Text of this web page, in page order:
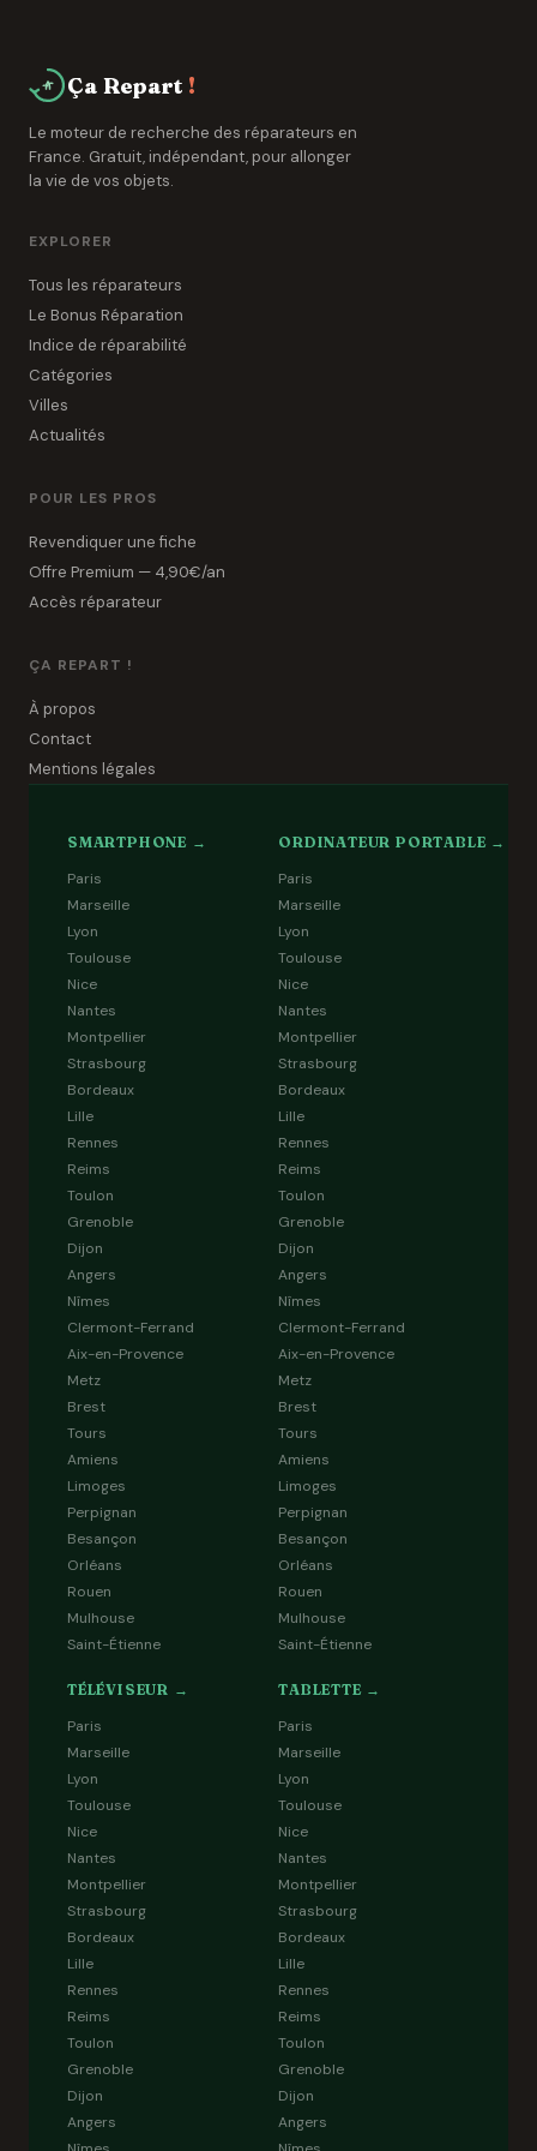
Ça Repart !
Le moteur de recherche des réparateurs en
France. Gratuit, indépendant, pour allonger
la vie de vos objets.
EXPLORER
Tous les réparateurs
Le Bonus Réparation
Indice de réparabilité
Catégories
Villes
Actualités
POUR LES PROS
Revendiquer une fiche
Offre Premium — 4,90€/an
Accès réparateur
ÇA REPART !
À propos
Contact
Mentions légales
SMARTPHONE →
Paris
Marseille
Lyon
Toulouse
Nice
Nantes
Montpellier
Strasbourg
Bordeaux
Lille
Rennes
Reims
Toulon
Grenoble
Dijon
Angers
Nîmes
Clermont-Ferrand
Aix-en-Provence
Metz
Brest
Tours
Amiens
Limoges
Perpignan
Besançon
Orléans
Rouen
Mulhouse
Saint-Étienne
ORDINATEUR PORTABLE →
Paris
Marseille
Lyon
Toulouse
Nice
Nantes
Montpellier
Strasbourg
Bordeaux
Lille
Rennes
Reims
Toulon
Grenoble
Dijon
Angers
Nîmes
Clermont-Ferrand
Aix-en-Provence
Metz
Brest
Tours
Amiens
Limoges
Perpignan
Besançon
Orléans
Rouen
Mulhouse
Saint-Étienne
TÉLÉVISEUR →
Paris
Marseille
Lyon
Toulouse
Nice
Nantes
Montpellier
Strasbourg
Bordeaux
Lille
Rennes
Reims
Toulon
Grenoble
Dijon
Angers
TABLETTE →
Paris
Marseille
Lyon
Toulouse
Nice
Nantes
Montpellier
Strasbourg
Bordeaux
Lille
Rennes
Reims
Toulon
Grenoble
Dijon
Angers